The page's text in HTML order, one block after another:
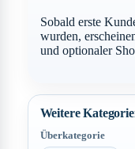
Sobald erste
wurden,
und optionaler
Weitere
Überkategorie